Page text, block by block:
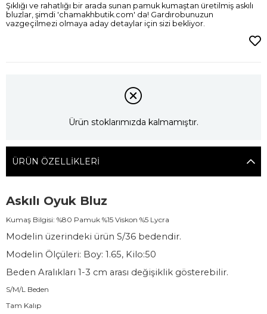
Şıklığı ve rahatlığı bir arada sunan pamuk kumaştan üretilmiş askılı
bluzlar, şimdi 'chamakhbutik.com' da! Gardırobunuzun
vazgeçilmezi olmaya aday detaylar için sizi bekliyor.
Ürün stoklarımızda kalmamıştır.
ÜRÜN ÖZELLIKLERI
Askılı Oyuk Bluz
Kumaş Bilgisi: %80 Pamuk %15 Viskon %5 Lycra
Modelin üzerindeki ürün S/36 bedendir.
Modelin Ölçüleri: Boy: 1.65, Kilo:50
Beden Aralıkları 1-3 cm arası değişiklik gösterebilir.
S/M/L Beden
Tam Kalıp